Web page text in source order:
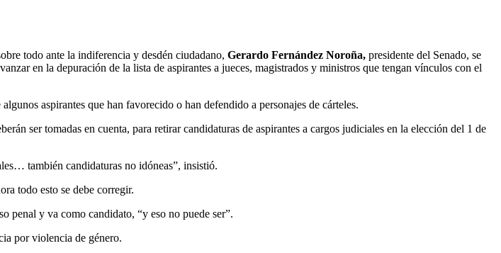
todo ante la indiferencia y desdén ciudadano, Gerardo Fernández Noroña, presidente del Senado, se
en la depuración de la lista de aspirantes a jueces, magistrados y ministros que tengan vínculos con el
aspirantes que han favorecido o han defendido a personajes de cárteles.
ser tomadas en cuenta, para retirar candidaturas de aspirantes a cargos judiciales en la elección del 1 de
también candidaturas no idóneas”, insistió.
todo esto se debe corregir.
penal y va como candidato, “y eso no puede ser”.
por violencia de género.